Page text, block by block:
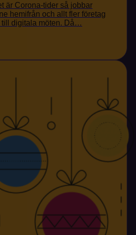
är Corona-tider så jobbar
hemifrån och allt fler företag
till digitala möten. Då…